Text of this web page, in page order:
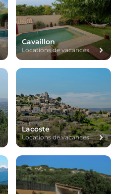
Cavaillon
Locations de vacances
Lacoste
Locations de vacances